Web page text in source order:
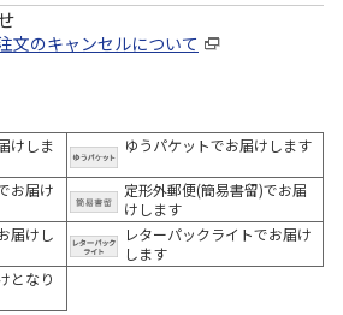
文のキャンセルについて
けしま
ゆうパケットでお届けします
お届け
定形外郵便(簡易書留)でお届
けします
届けし
レターパックライトでお届け
します
となり